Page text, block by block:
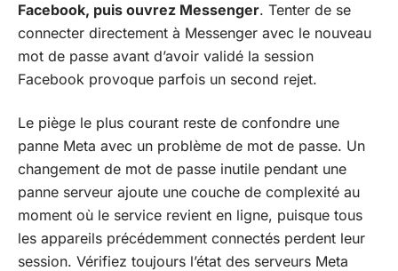
Facebook, puis ouvrez Messenger. Tenter de se
connecter directement à Messenger avec le nouveau
mot de passe avant d’avoir validé la session
Facebook provoque parfois un second rejet.
Le piège le plus courant reste de confondre une
panne Meta avec un problème de mot de passe. Un
changement de mot de passe inutile pendant une
panne serveur ajoute une couche de complexité au
moment où le service revient en ligne, puisque tous
les appareils précédemment connectés perdent leur
session. Vérifiez toujours l’état des serveurs Meta